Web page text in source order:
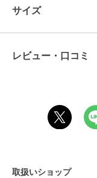
商品カテゴリ
サイズ
レビュー・口コミ
取扱いショップ